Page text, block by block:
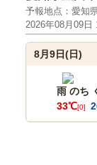
予報地点：愛知
2026年08月09日
8月9日(日)
雨 のち
33℃[0]